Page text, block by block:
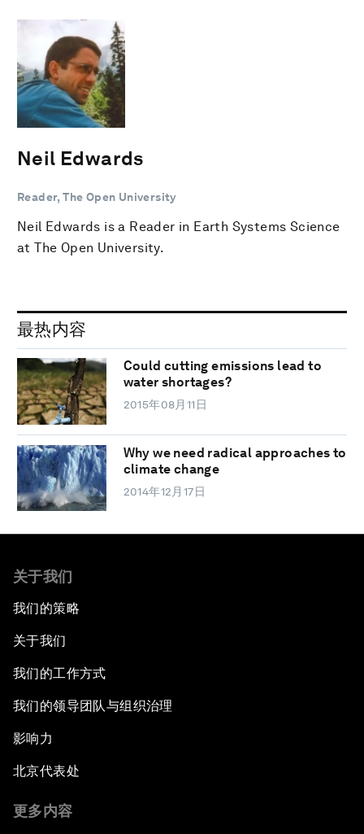
Neil Edwards
Reader, The Open University
Neil Edwards is a Reader in Earth Systems Science
at The Open University.
最热内容
Could cutting emissions lead to
water shortages?
2015年08月11日
Why we need radical approaches to
climate change
2014年12月17日
关于我们
我们的策略
关于我们
我们的工作方式
我们的领导团队与组织治理
影响力
北京代表处
更多内容